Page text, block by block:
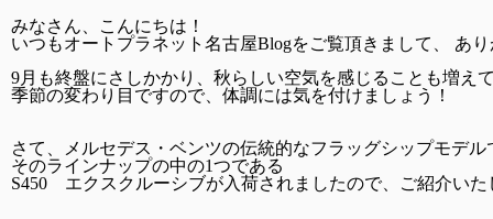
みなさん、こんにちは！
いつもオートプラネット名古屋Blogをご覧頂きまして、 あ
9月も終盤にさしかかり、秋らしい空気を感じることも増え
季節の変わり目ですので、体調には気を付けましょう！
さて、メルセデス・ベンツの伝統的なフラッグシップモデ
そのラインナップの中の1つである
S450　エクスクルーシブが入荷されましたので、ご紹介い